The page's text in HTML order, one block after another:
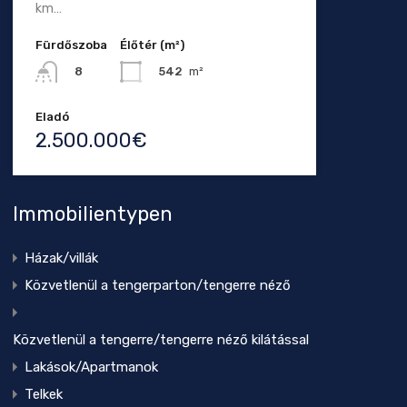
km…
Fürdőszoba
8
Élőtér (m²)
542 m²
Eladó
2.500.000€
Immobilientypen
Házak/villák
Közvetlenül a tengerparton/tengerre néző
Közvetlenül a tengerre/tengerre néző kilátással
Lakások/Apartmanok
Telkek